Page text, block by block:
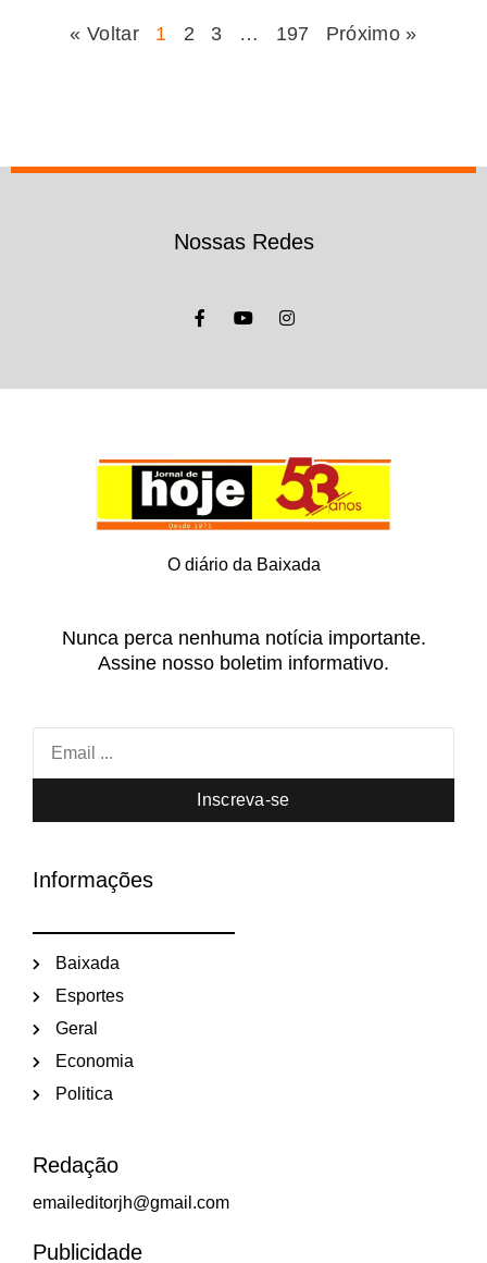
« Voltar 1 2 3 … 197 Próximo »
Nossas Redes
O diário da Baixada
Nunca perca nenhuma notícia importante.
Assine nosso boletim informativo.
Inscreva-se
Informações
Baixada
Esportes
Geral
Economia
Politica
Redação
emaileditorjh@gmail.com
Publicidade